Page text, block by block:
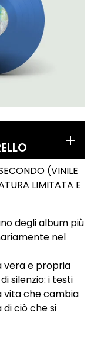
(VINILE
LIMITATA E
degli album più
nel
vera e propria
silenzio: i testi
vita che cambia
ciò che si